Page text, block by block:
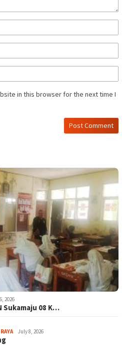
in this browser for the next time I
2026
Sukamaju 08 K…
July 8, 2026